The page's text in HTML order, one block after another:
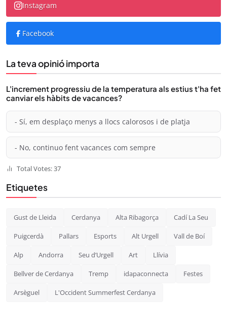
Instagram
Facebook
La teva opinió importa
L'increment progressiu de la temperatura als estius t'ha fet
canviar els hàbits de vacances?
- Sí, em desplaço menys a llocs calorosos i de platja
- No, continuo fent vacances com sempre
Total Votes: 37
Etiquetes
Gust de Lleida Cerdanya Alta Ribagorça Cadí La Seu
Puigcerdà Pallars Esports Alt Urgell Vall de Boí
Alp Andorra Seu d’Urgell Art Llívia
Bellver de Cerdanya Tremp idapaconnecta Festes
Arsèguel L'Occident Summerfest Cerdanya